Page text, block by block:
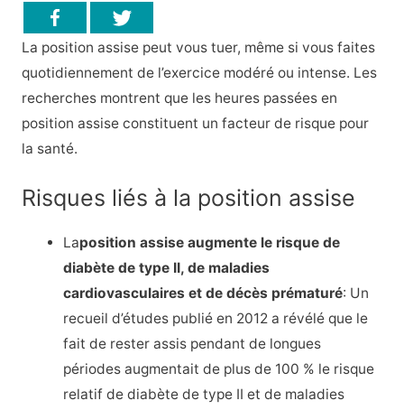
La position assise peut vous tuer, même si vous faites
quotidiennement de l’exercice modéré ou intense. Les
recherches montrent que les heures passées en
position assise constituent un facteur de risque pour
la santé.
Risques liés à la position assise
Laposition assise augmente le risque de
diabète de type II, de maladies
cardiovasculaires et de décès prématuré: Un
recueil d’études publié en 2012 a révélé que le
fait de rester assis pendant de longues
périodes augmentait de plus de 100 % le risque
relatif de diabète de type II et de maladies